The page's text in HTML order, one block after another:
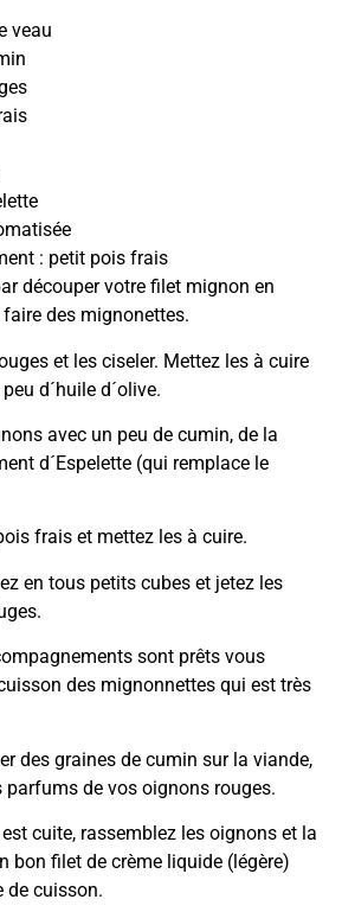
veau
: petit pois frais
découper votre filet mignon en
des mignonettes.
et les ciseler. Mettez les à cuire
d´huile d´olive.
avec un peu de cumin, de la
d´Espelette (qui remplace le
frais et mettez les à cuire.
en tous petits cubes et jetez les
sont prêts vous
des mignonnettes qui est très
des graines de cumin sur la viande,
parfums de vos oignons rouges.
cuite, rassemblez les oignons et la
bon filet de crème liquide (légère)
de cuisson.